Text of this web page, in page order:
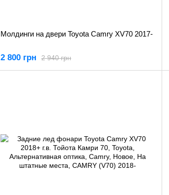
Молдинги на двери Toyota Camry XV70 2017-
2 940 грн
2 800 грн